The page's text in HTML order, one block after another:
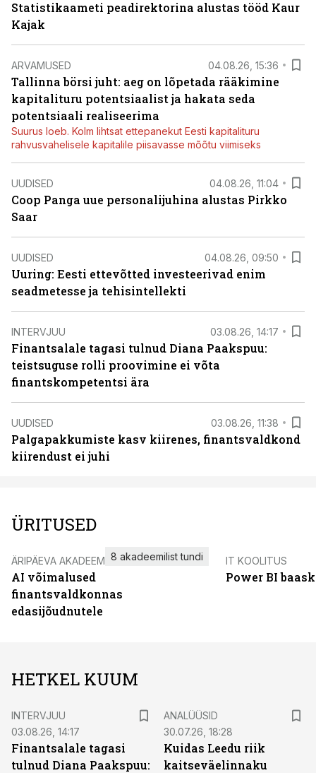
Statistikaameti peadirektorina alustas tööd Kaur
Kajak
ARVAMUSED 04.08.26, 15:36
Tallinna börsi juht: aeg on lõpetada rääkimine
kapitalituru potentsiaalist ja hakata seda
potentsiaali realiseerima
Suurus loeb. Kolm lihtsat ettepanekut Eesti kapitalituru
rahvusvahelisele kapitalile piisavasse mõõtu viimiseks
UUDISED 04.08.26, 11:04
Coop Panga uue personalijuhina alustas Pirkko
Saar
UUDISED 04.08.26, 09:50
Uuring: Eesti ettevõtted investeerivad enim
seadmetesse ja tehisintellekti
INTERVJUU 03.08.26, 14:17
Finantsalale tagasi tulnud Diana Paakspuu:
teistsuguse rolli proovimine ei võta
finantskompetentsi ära
UUDISED 03.08.26, 11:38
Palgapakkumiste kasv kiirenes, finantsvaldkond
kiirendust ei juhi
ÜRITUSED
ÄRIPÄEVA AKADEEMIA
AI võimalused
finantsvaldkonnas
edasijõudnutele
8 akadeemilist tundi IT KOOLITUS
Power BI
HETKEL KUUM
INTERVJUU
03.08.26, 14:17
Finantsalale tagasi
tulnud Diana Paakspuu:
ANALÜÜSID
30.07.26, 18:28
Kuidas Leedu riik
kaitseväelinnaku